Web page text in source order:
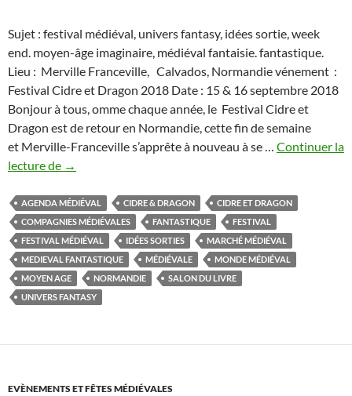
Sujet : festival médiéval, univers fantasy, idées sortie, week
end. moyen-âge imaginaire, médiéval fantaisie. fantastique.
Lieu : Merville Franceville, Calvados, Normandie vénement :
Festival Cidre et Dragon 2018 Date : 15 & 16 septembre 2018
Bonjour à tous, omme chaque année, le Festival Cidre et
Dragon est de retour en Normandie, cette fin de semaine
et Merville-Franceville s’apprête à nouveau à se … Continuer la
lecture de Le
Cidre
&
Dragon
2018,
en
route
→
AGENDA MÉDIÉVAL CIDRE & DRAGON
CIDRE ET DRAGON
COMPAGNIES MÉDIÉVALES
FANTASTIQUE
FESTIVAL
FESTIVAL MÉDIÉVAL
IDÉES SORTIES
MARCHÉ MÉDIÉVAL
MEDIEVAL FANTASTIQUE
MÉDIÉVALE
MONDE MÉDIÉVAL
MOYEN AGE
NORMANDIE
SALON DU LIVRE
UNIVERS FANTASY
EVÈNEMENTS ET FÊTES MÉDIÉVALES